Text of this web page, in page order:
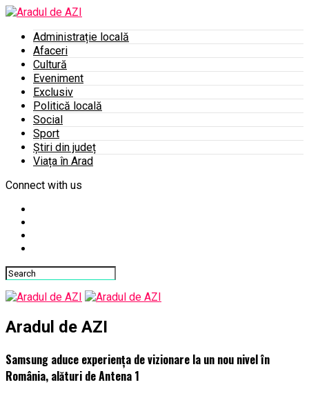
Administrație locală
Afaceri
Cultură
Eveniment
Exclusiv
Politică locală
Social
Sport
Știri din județ
Viața în Arad
Connect with us
Aradul de AZI
Samsung aduce experiența de vizionare la un nou nivel în
România, alături de Antena 1